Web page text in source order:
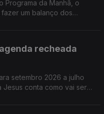
Programa da Manhã, o
um balanço dos
recheada
setembro 2026 a julho
Jesus conta como vai ser